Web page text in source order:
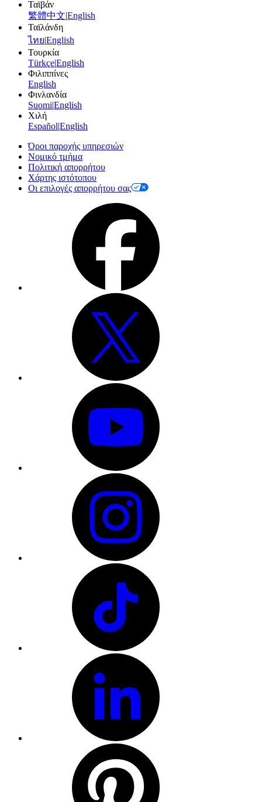
Ταϊβάν
繁體中文|English
Ταϊλάνδη
ไทย|English
Τουρκία
Türkçe|English
Φιλιππίνες
English
Φινλανδία
Suomi|English
Χιλή
Español|English
Όροι παροχής υπηρεσιών
Νομικό τμήμα
Πολιτική απορρήτου
Χάρτης ιστότοπου
Οι επιλογές απορρήτου σας